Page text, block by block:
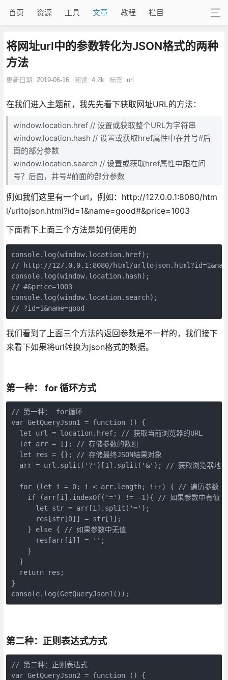
首页 资源 工具 文章 教程 栏目
将网址url中的参数转化为JSON格式的两种
方法
更新日期: 2019-06-16 阅读: 4.2k 标签: url
在我们进入主题前，我先先看下获取网址URL的方法：
window.location.href // 设置或获取整个URL为字符串
window.location.hash // 设置或获取href属性中在井号#后
面的部分参数
window.location.search // 设置或获取href属性中跟在问
号？后面，井号#前面的部分参数
例如我们这里有一个url，例如：http://127.0.0.1:8080/htm
l/urltojson.html?id=1&name=good#&price=1003
下面看下上面三个方法是如何使用的
console.log(window.location.href);
// http://127.0.0.1:8080/html/
console.log(window.location.hash);
// #&price=1003
console.log(window.location.search);
// ?id=1&name=good
我们看到了上面三个方法的返回参数是不一样的，我们接下
来看下如果将url转换为json格式的数据。
第一种： for 循环方式
// 第一种： for循环
var GetQueryJson1 = function () {
  let url = location.href; // 获取当前浏览器的URL
  let arr = []; // 存储参数的数组
  let res = {}; // 存储最终JSON结果对象
arr = url.split('?')[1].split('&'); // 获取浏览器地址
  for (let i = 0; i < arr.length; i++) { // 遍历参数
    if (arr[i].indexOf('=') != -1){ // 如果参数中有值
      let str = arr[i].split('=');
      res[str[0]] = str[1];
    } else { // 如果参数中无值
      res[arr[i]] = '';
    }
  }
  return res;
}
console.log(GetQueryJson1());
第二种：正则表达式方式
// 第二种：正则表达式
var GetQueryJson2 = function () {